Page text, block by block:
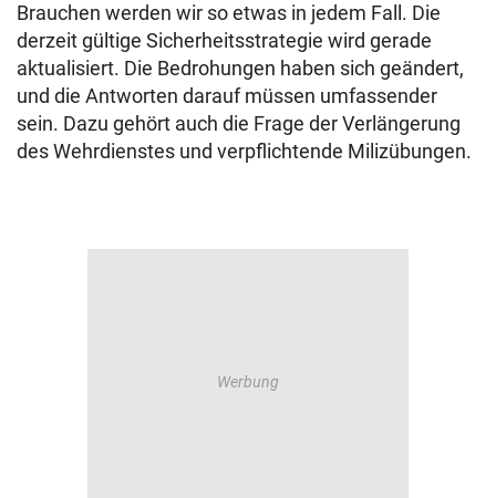
Brauchen werden wir so etwas in jedem Fall. Die
derzeit gültige Sicherheitsstrategie wird gerade
aktualisiert. Die Bedrohungen haben sich geändert,
und die Antworten darauf müssen umfassender
sein. Dazu gehört auch die Frage der Verlängerung
des Wehrdienstes und verpflichtende Milizübungen.